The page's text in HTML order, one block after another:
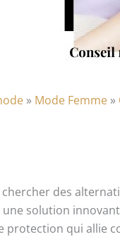
» Mode Femme»
des
une solution
protection qui allie